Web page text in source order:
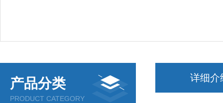
产品分类
PRODUCT CATEGORY
详细介